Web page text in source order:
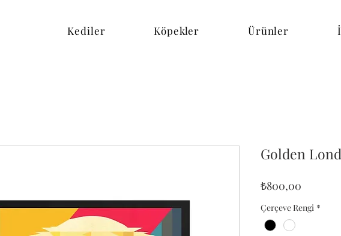
Kediler Köpekler Ürünler
Golden
₺800,00
Çerçeve Rengi *